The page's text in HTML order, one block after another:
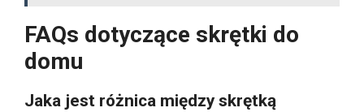
FAQs dotyczące skrętki do
domu
Jaka jest różnica między skrętką